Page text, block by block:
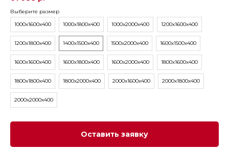
Выберите размер
1000х1600х400
1000х1800х400 1000x2000х400 1200х1600х400
1200x1800х400 1400х1500х400 1500х2000х400 1600х1500х400
1600х1600х400 1600х1800х400 1600х2000х400 1800х1600х400
1800x1800х400 1800х2000х400 2000x1600х400 2000х1800х400
2000х2000х400
Оставить заявку